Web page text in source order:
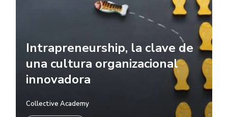
Intrapreneurship, la clave de
una cultura organizacional
innovadora
Collective Academy